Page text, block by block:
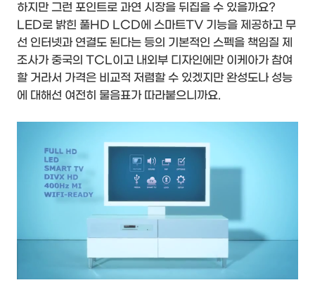
하지만 그런 포인트로 과연 시장을 뒤집을 수 있을까요?
LED로 밝힌 풀HD LCD에 스마트TV 기능을 제공하고 무
선 인터넷과 연결도 된다는 등의 기본적인 스펙을 책임질 제
조사가 중국의 TCL이고 내외부 디자인에만 이케아가 참여
할 거라서 가격은 비교적 저렴할 수 있겠지만 완성도나 성능
에 대해선 여전히 물음표가 따라붙으니까요.